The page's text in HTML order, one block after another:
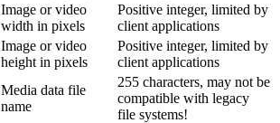
Image or video
width in pixels
Positive integer, limited by
client applications
Image or video
height in pixels
Positive integer, limited by
client applications
Media data file
name
255 characters, may not be
compatible with legacy
file systems!